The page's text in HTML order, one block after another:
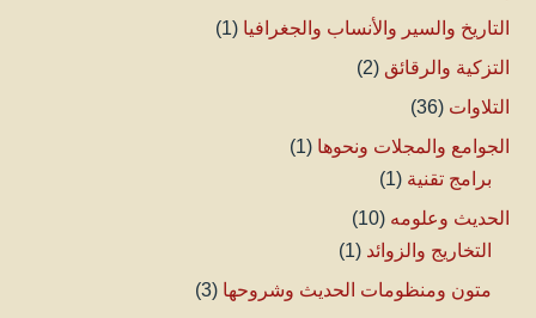
التاريخ والسير والأنساب والجغرافيا (1)
التزكية والرقائق (2)
التلاوات (36)
الجوامع والمجلات ونحوها (1)
برامج تقنية (1)
الحديث وعلومه (10)
التخاريج والزوائد (1)
متون ومنظومات الحديث وشروحها (3)